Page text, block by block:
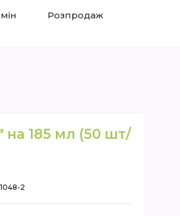
Розпродаж
на 185 мл (50 шт/
2